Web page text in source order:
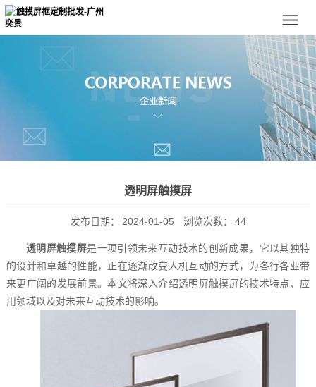
透明屏触摸屏
发布日期： 2024-01-05 浏览次数： 44
透明屏触摸屏是一项引领未来互动技术的创新成果，它以其独特
的设计和卓越的性能，正在逐渐改变人机互动的方式，为各行各业带
来更广阔的发展前景。本文将深入介绍透明屏触摸屏的技术特点、应
用领域以及对未来互动技术的影响。